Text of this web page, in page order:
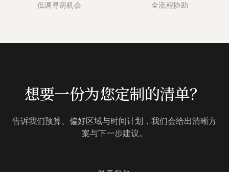
低调寻房机会 全流程协助
想要一份为您定制的清单？
告诉我们预算、偏好区域与时间计划，我们会给出清晰方
案与下一步建议。